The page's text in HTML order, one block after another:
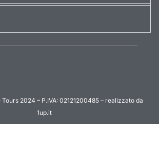
2024 – P.IVA: 02121200485 – realizzato da
1up.it